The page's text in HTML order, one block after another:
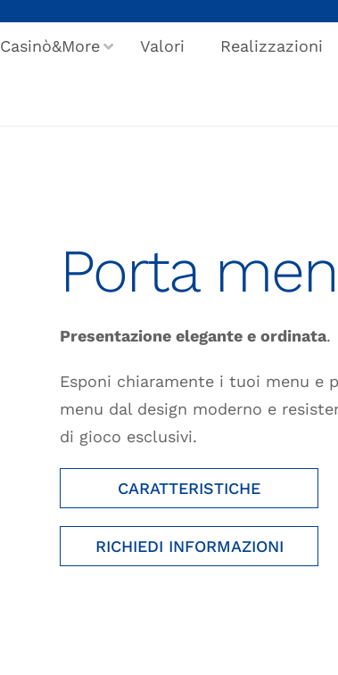
Casinò&More Valori Realizzazioni
Porta
Presentazione elegante e ordinata.
Esponi chiaramente i tuoi menu e
menu dal design moderno e
di gioco esclusivi.
CARATTERISTICHE
RICHIEDI INFORMAZIONI